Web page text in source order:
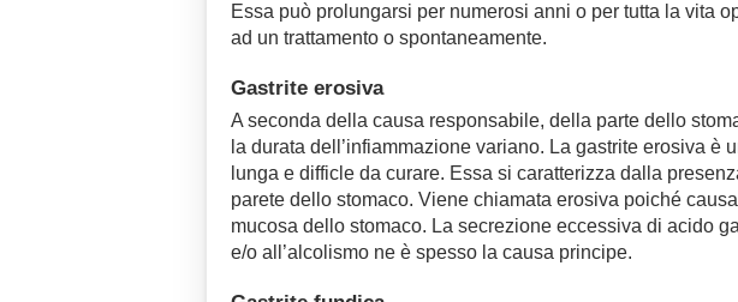
Essa può prolungarsi per numerosi anni o per tutta la vita
ad un trattamento o spontaneamente.
Gastrite erosiva
A seconda della causa responsabile, della parte dello
la durata dell’infiammazione variano. La gastrite erosiva è
lunga e difficle da curare. Essa si caratterizza dalla
parete dello stomaco. Viene chiamata erosiva poiché
mucosa dello stomaco. La secrezione eccessiva di acido
e/o all’alcolismo ne è spesso la causa principe.